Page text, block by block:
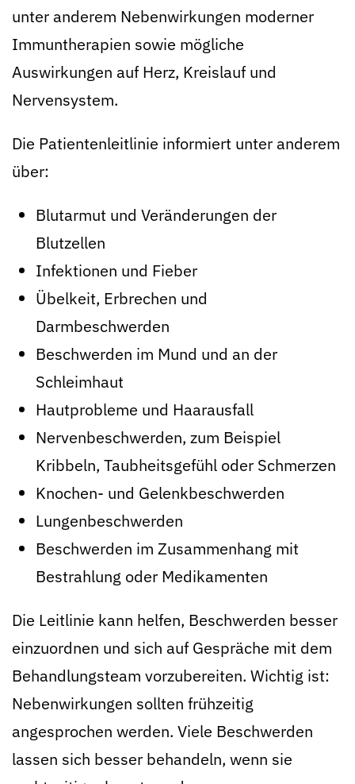
unter anderem Nebenwirkungen moderner
Immuntherapien sowie mögliche
Auswirkungen auf Herz, Kreislauf und
Nervensystem.
Die Patientenleitlinie informiert unter anderem
über:
Blutarmut und Veränderungen der
Blutzellen
Infektionen und Fieber
Übelkeit, Erbrechen und
Darmbeschwerden
Beschwerden im Mund und an der
Schleimhaut
Hautprobleme und Haarausfall
Nervenbeschwerden, zum Beispiel
Kribbeln, Taubheitsgefühl oder Schmerzen
Knochen- und Gelenkbeschwerden
Lungenbeschwerden
Beschwerden im Zusammenhang mit
Bestrahlung oder Medikamenten
Die Leitlinie kann helfen, Beschwerden besser
einzuordnen und sich auf Gespräche mit dem
Behandlungsteam vorzubereiten. Wichtig ist:
Nebenwirkungen sollten frühzeitig
angesprochen werden. Viele Beschwerden
lassen sich besser behandeln, wenn sie